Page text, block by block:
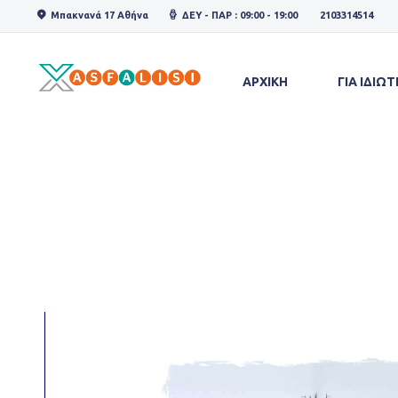
Μπακνανά 17 Αθήνα ΔΕΥ - ΠΑΡ : 09:00 - 19:00 2103314514
ΑΡΧΙΚΗ ΓΙΑ